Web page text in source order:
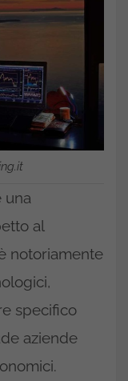
una
al
notoriamente
specifico
aziende